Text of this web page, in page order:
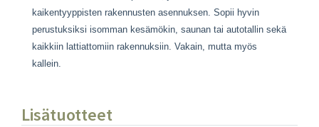
kaikentyyppisten rakennusten asennuksen. Sopii hyvin
perustuksiksi isomman kesämökin, saunan tai autotallin sekä
kaikkiin lattiattomiin rakennuksiin. Vakain, mutta myös
kallein.
Lisätuotteet